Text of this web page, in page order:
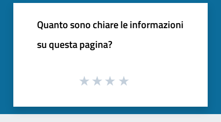
Quanto sono chiare le informazioni
su questa pagina?